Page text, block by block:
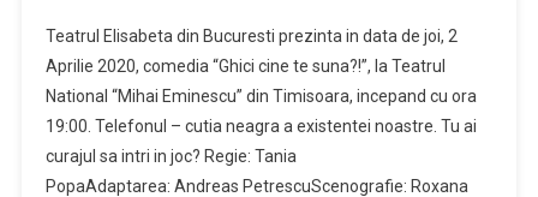
Teatrul Elisabeta din Bucuresti prezinta in data de joi, 2
Aprilie 2020, comedia “Ghici cine te suna?!”, la Teatrul
National “Mihai Eminescu” din Timisoara, incepand cu ora
19:00. Telefonul – cutia neagra a existentei noastre. Tu ai
curajul sa intri in joc? Regie: Tania
PopaAdaptarea: Andreas PetrescuScenografie: Roxana